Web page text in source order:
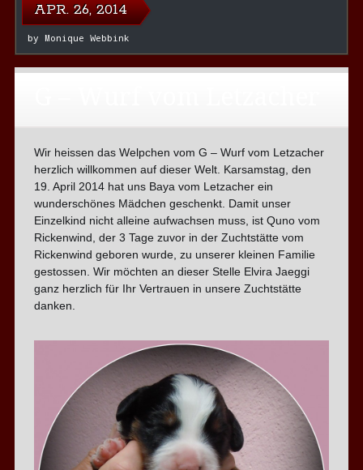
APR. 26, 2014
by Monique Webbink
Wir heissen das Welpchen vom G – Wurf vom Letzacher
herzlich willkommen auf dieser Welt. Karsamstag, den
19. April 2014 hat uns Baya vom Letzacher ein
wunderschönes Mädchen geschenkt. Damit unser
Einzelkind nicht alleine aufwachsen muss, ist Quno vom
Rickenwind, der 3 Tage zuvor in der Zuchtstätte vom
Rickenwind geboren wurde, zu unserer kleinen Familie
gestossen. Wir möchten an dieser Stelle Elvira Jaeggi
ganz herzlich für Ihr Vertrauen in unsere Zuchtstätte
danken.